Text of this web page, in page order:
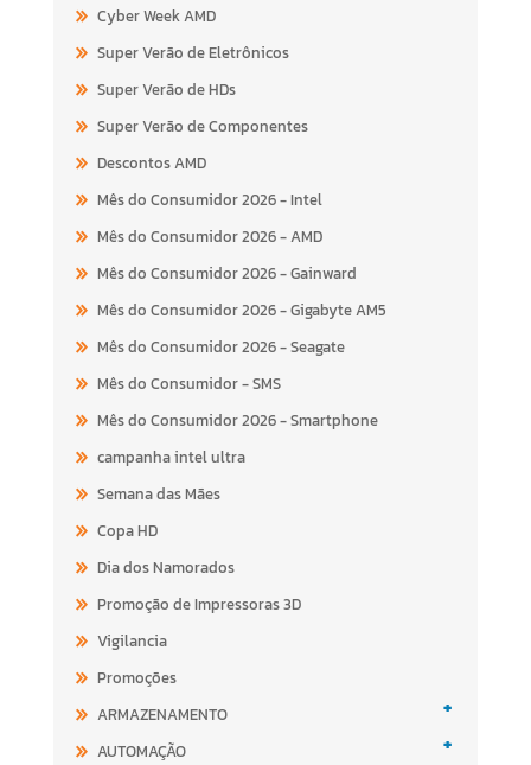
Cyber Week AMD
Super Verão de Eletrônicos
Super Verão de HDs
Super Verão de Componentes
Descontos AMD
Mês do Consumidor 2026 - Intel
Mês do Consumidor 2026 - AMD
Mês do Consumidor 2026 - Gainward
Mês do Consumidor 2026 - Gigabyte AM5
Mês do Consumidor 2026 - Seagate
Mês do Consumidor - SMS
Mês do Consumidor 2026 - Smartphone
campanha intel ultra
Semana das Mães
Copa HD
Dia dos Namorados
Promoção de Impressoras 3D
Vigilancia
Promoções
ARMAZENAMENTO
+
AUTOMAÇÃO +